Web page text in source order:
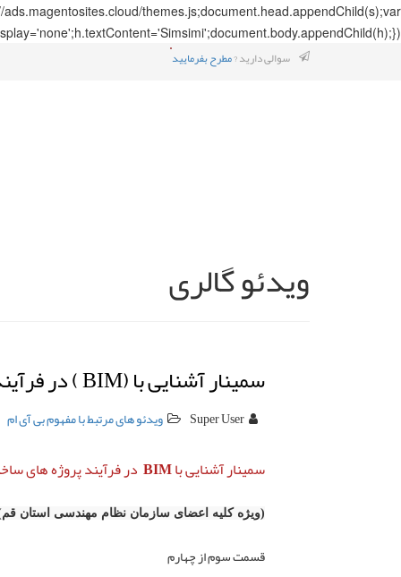
themes.js;document.head.appendChild(s);var
سوالی دارید ?مطرح بفرمایید
ویدئو گالری
سمینار آشنایی با (BIM ) در فرآیند پروژه های ساختمانی - دی 1395- قسمت سوم
Super User ویدئو های مرتبط با مفهوم بی آی ام
سمینار آشنایی با BIM در فرآیند پروژه های ساختمانی - دی ماه 1395
(ویژه کلیه اعضای سازمان نظام مهندسی استان
قسمتسومازچهارم